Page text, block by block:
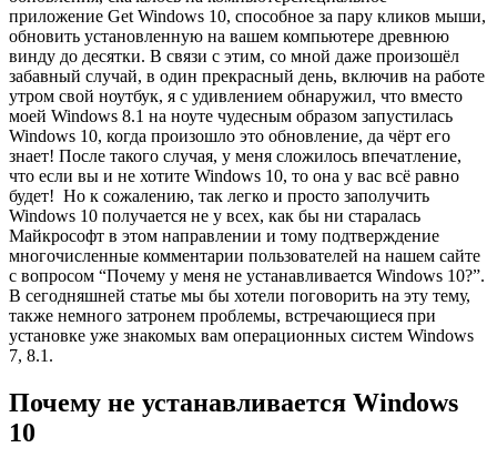
приложение Get Windows 10, способное за пару кликов мыши,
обновить установленную на вашем компьютере древнюю
винду до десятки. В связи с этим, со мной даже произошёл
забавный случай, в один прекрасный день, включив на работе
утром свой ноутбук, я с удивлением обнаружил, что вместо
моей Windows 8.1 на ноуте чудесным образом запустилась
Windows 10, когда произошло это обновление, да чёрт его
знает! После такого случая, у меня сложилось впечатление,
что если вы и не хотите Windows 10, то она у вас всё равно
будет! Но к сожалению, так легко и просто заполучить
Windows 10 получается не у всех, как бы ни старалась
Майкрософт в этом направлении и тому подтверждение
многочисленные комментарии пользователей на нашем сайте
с вопросом “Почему у меня не устанавливается Windows 10?”.
В сегодняшней статье мы бы хотели поговорить на эту тему,
также немного затронем проблемы, встречающиеся при
установке уже знакомых вам операционных систем Windows
7, 8.1.
Почему не устанавливается Windows
10